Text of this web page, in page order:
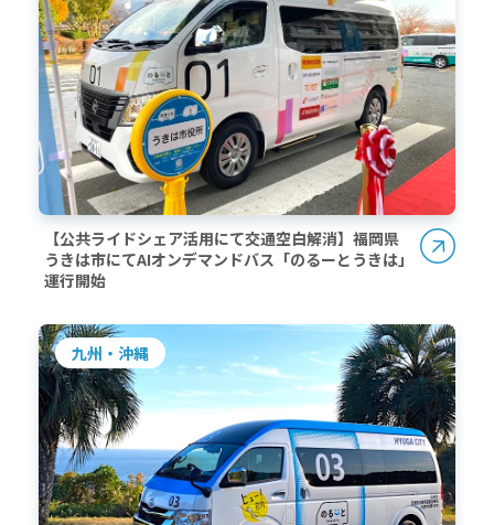
【公共ライドシェア活用にて交通空白解消】福岡県
うきは市にてAIオンデマンドバス「のるーとうきは」
運行開始
九州・沖縄